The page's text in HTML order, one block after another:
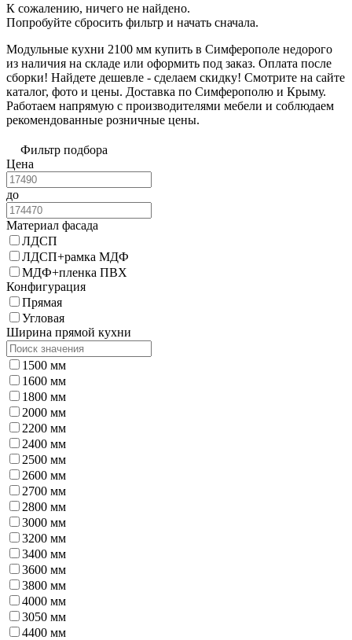
К сожалению, ничего не найдено.
Попробуйте сбросить фильтр и начать сначала.
Модульные кухни 2100 мм купить в Симферополе недорого
из наличия на складе или оформить под заказ. Оплата после
сборки! Найдете дешевле - сделаем скидку! Смотрите на сайте
каталог, фото и цены. Доставка по Симферополю и Крыму.
Работаем напрямую с производителями мебели и соблюдаем
рекомендованные розничные цены.
Фильтр подбора
Цена
до
Материал фасада
ЛДСП
ЛДСП+рамка МДФ
МДФ+пленка ПВХ
Конфигурация
Прямая
Угловая
Ширина прямой кухни
1500 мм
1600 мм
1800 мм
2000 мм
2200 мм
2400 мм
2500 мм
2600 мм
2700 мм
2800 мм
3000 мм
3200 мм
3400 мм
3600 мм
3800 мм
4000 мм
3050 мм
4400 мм